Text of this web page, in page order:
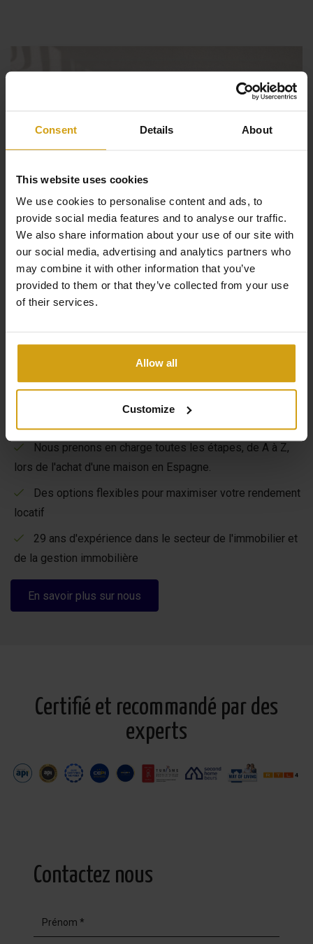
Consent Details About
This website uses cookies
We use cookies to personalise content and ads, to
provide social media features and to analyse our traffic.
We also share information about your use of our site with
our social media, advertising and analytics partners who
may combine it with other information that you’ve
provided to them or that they’ve collected from your use
of their services.
Allow all
Customize
existants
Nous prenons en charge toutes les étapes, de A à Z,
lors de l'achat d'une maison en Espagne.
Des options flexibles pour maximiser votre rendement
locatif
29 ans d'expérience dans le secteur de l'immobilier et
de la gestion immobilière
En savoir plus sur nous
Certifié et recommandé par des
experts
Contactez nous